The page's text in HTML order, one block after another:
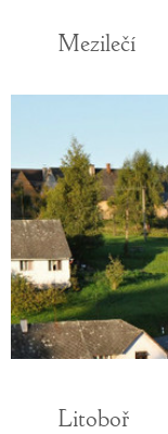
Mezilečí
Litoboř